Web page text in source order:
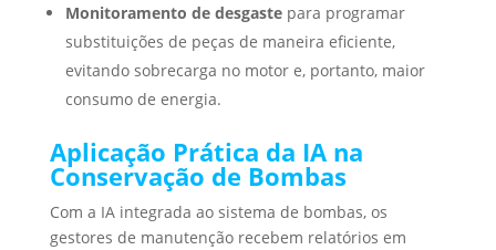
Monitoramento de desgastepara programar
substituições de peças de maneira eficiente,
evitando sobrecarga no motor e, portanto, maior
consumo de energia.
Aplicação Prática da IA na
Conservação de Bombas
Com a IA integrada ao sistema de bombas, os
gestores de manutenção recebem relatórios em